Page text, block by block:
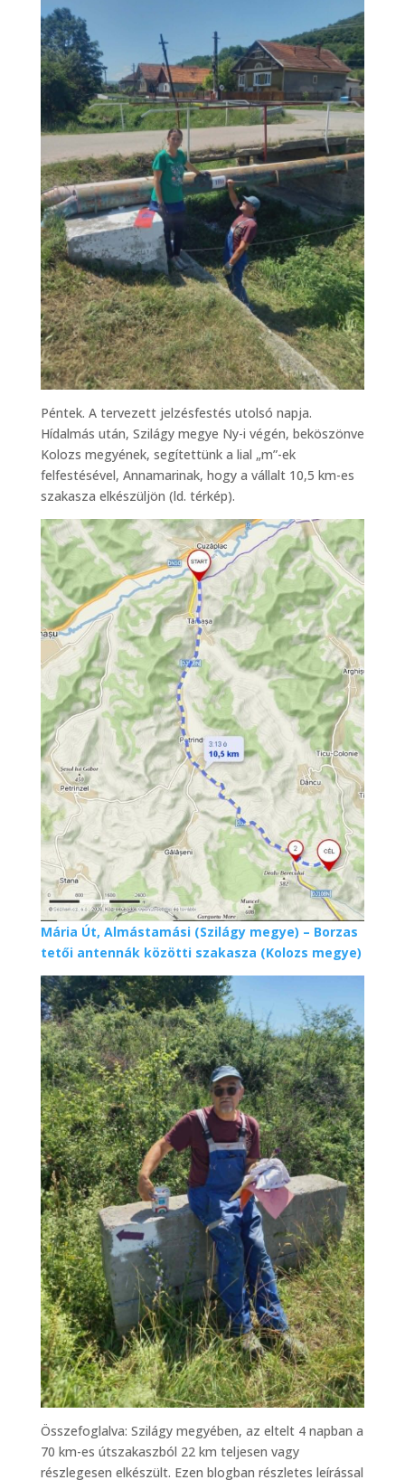
Péntek. A tervezett jelzésfestés utolsó napja.
Hídalmás után, Szilágy megye Ny-i végén, beköszönve
Kolozs megyének, segítettünk a lial „m”-ek
felfestésével, Annamarinak, hogy a vállalt 10,5 km-es
szakasza elkészüljön (ld. térkép).
Mária Út, Almástamási (Szilágy megye) – Borzas
tetői antennák közötti szakasza (Kolozs megye)
Összefoglalva: Szilágy megyében, az eltelt 4 napban a
70 km-es útszakaszból 22 km teljesen vagy
részlegesen elkészült. Ezen blogban részletes leírással